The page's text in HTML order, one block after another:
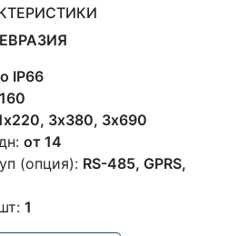
IP66
160
3х380, 3х690
от 14
(опция): RS-485, GPRS,
1